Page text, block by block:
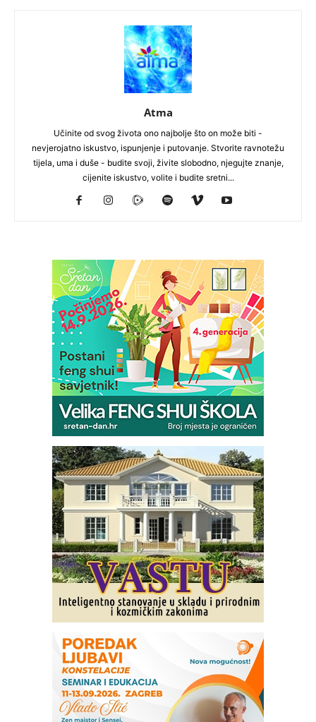
Atma
Učinite od svog života ono najbolje što on može biti -
nevjerojatno iskustvo, ispunjenje i putovanje. Stvorite ravnotežu
tijela, uma i duše - budite svoji, živite slobodno, njegujte znanje,
cijenite iskustvo, volite i budite sretni...